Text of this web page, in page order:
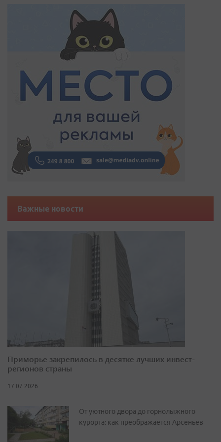
Важные новости
Приморье закрепилось в десятке лучших инвест-
регионов страны
17.07.2026
От уютного двора до горнолыжного
курорта: как преображается Арсеньев